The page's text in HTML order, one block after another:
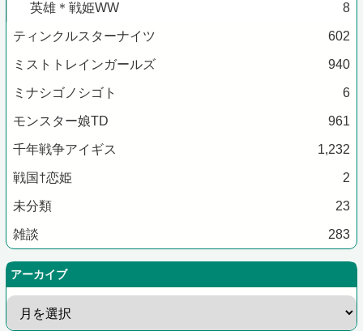
英雄＊戦姫WW 8
ティンクルスターナイツ 602
ミストトレインガールズ 940
ミナシゴノシゴト 6
モンスター娘TD 961
千年戦争アイギス 1,232
戦国†恋姫 2
未分類 23
雑談 283
アーカイブ